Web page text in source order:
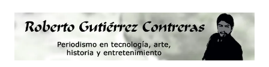
contenido